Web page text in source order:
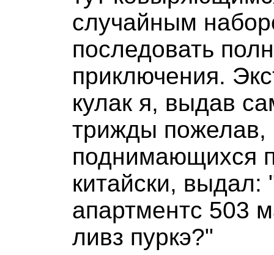
случайным
последовать
приключения.
кулак я, выдав
трижды пожелав,
поднимающихся
китайски, выдал:
апартментс 503
ливз пуркэ?"